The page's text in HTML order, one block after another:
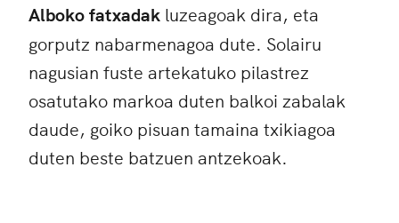
Alboko fatxadak luzeagoak dira, eta
gorputz nabarmenagoa dute. Solairu
nagusian fuste artekatuko pilastrez
osatutako markoa duten balkoi zabalak
daude, goiko pisuan tamaina txikiagoa
duten beste batzuen antzekoak.